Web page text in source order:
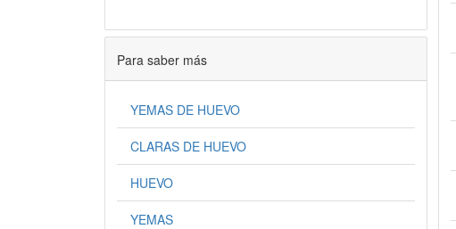
Para saber más
YEMAS DE HUEVO
CLARAS DE HUEVO
HUEVO
YEMAS